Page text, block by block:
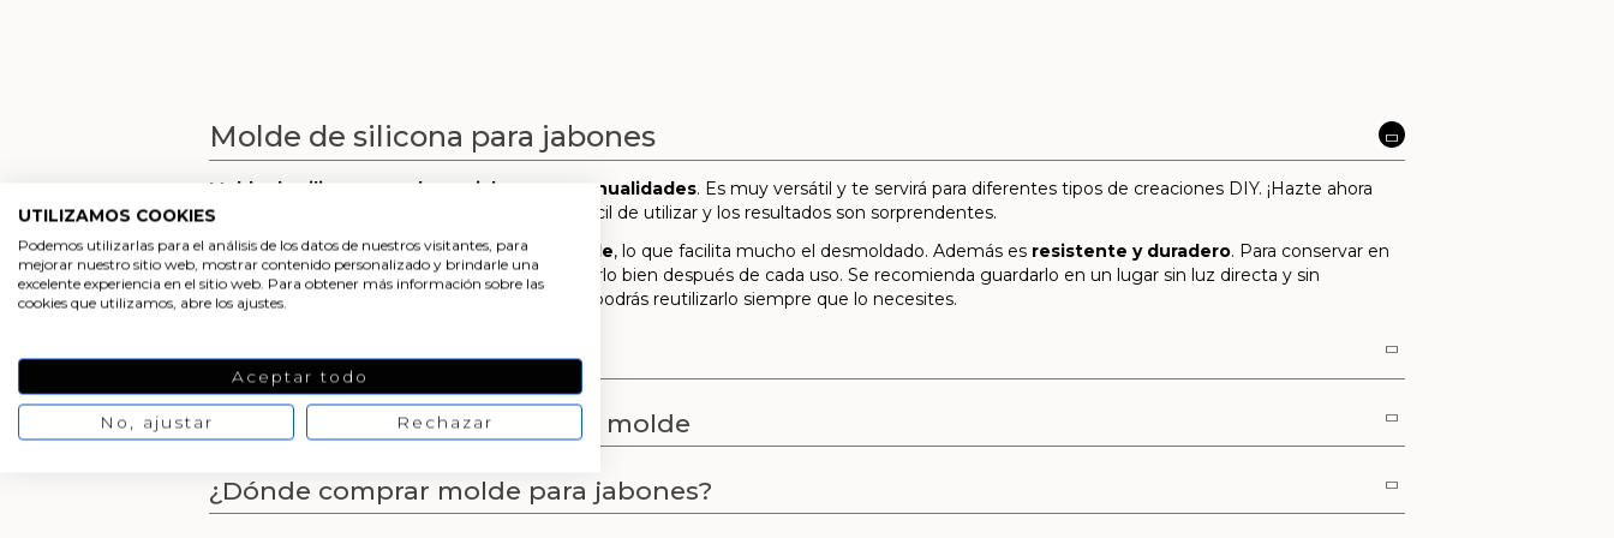
Molde de silicona para jabones
Molde de silicona para hacer jabones y manualidades. Es muy versátil y te servirá para diferentes tipos de creaciones DIY. ¡Hazte ahora
con este molde y ponte manos a la obra! Es fácil de utilizar y los resultados son sorprendentes.
Se caracteriza por serantiadherente y flexible, lo que facilita mucho el desmoldado. Además es resistente y duradero. Para conservar en
buen estado el molde hay que limpiarlo y secarlo bien después de cada uso. Se recomienda guardarlo en un lugar sin luz directa y sin
humedad. Siguiendo estas recomendaciones podrás reutilizarlo siempre que lo necesites.
Molde para hacer jabones
Cómo hacer jabones con este molde
¿Dónde comprar molde para jabones?
UTILIZAMOS COOKIES
Podemos utilizarlas para el análisis de los datos de nuestros visitantes, para
mejorar nuestro sitio web, mostrar contenido personalizado y brindarle una
excelente experiencia en el sitio web. Para obtener más información sobre las
cookies que utilizamos, abre los ajustes.
Aceptar todo
No, ajustar Rechazar